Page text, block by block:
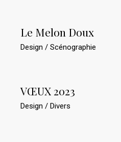
Le Melon Doux
Design Scénographie
VŒUX 2023
Design Divers